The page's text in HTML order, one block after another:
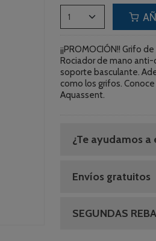
¡¡PROMOCIÓN!! Grifo
Rociador de mano
soporte basculante.
como los grifos.
Aquassent.
¿Te ayudamos a
Envíos gratuitos
SEGUNDAS